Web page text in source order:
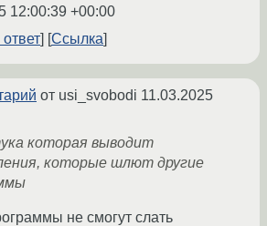
12:00:39 +00:00
Ссылка
от usi_svobodi 11.03.2025
которая выводит
которые шлют другие
не смогут слать